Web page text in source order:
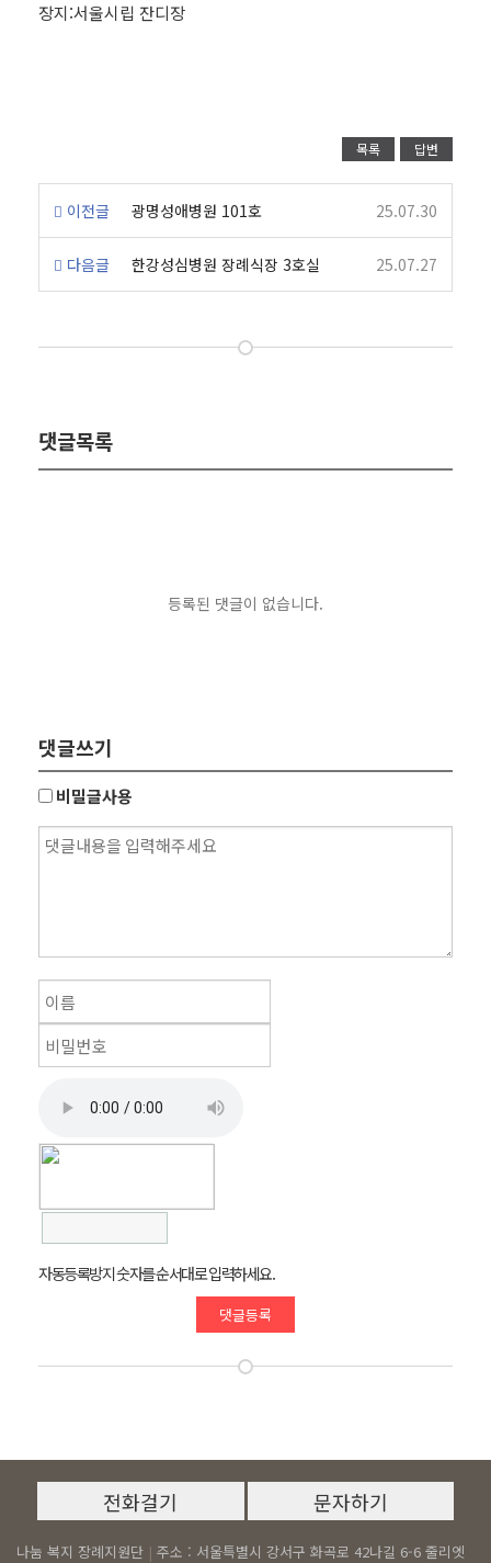
장지:서울시립 잔디장
목록 답변
이전글 광명성애병원 101호 25.07.30
다음글 한강성심병원 장례식장 3호실 25.07.27
댓글목록
등록된 댓글이 없습니다.
댓글쓰기
비밀글사용
자동등록방지 숫자를 순서대로 입력하세요.
나눔 복지 장례지원단 | 주소 : 서울특별시 강서구 화곡로 42나길 6-6 줄리엣